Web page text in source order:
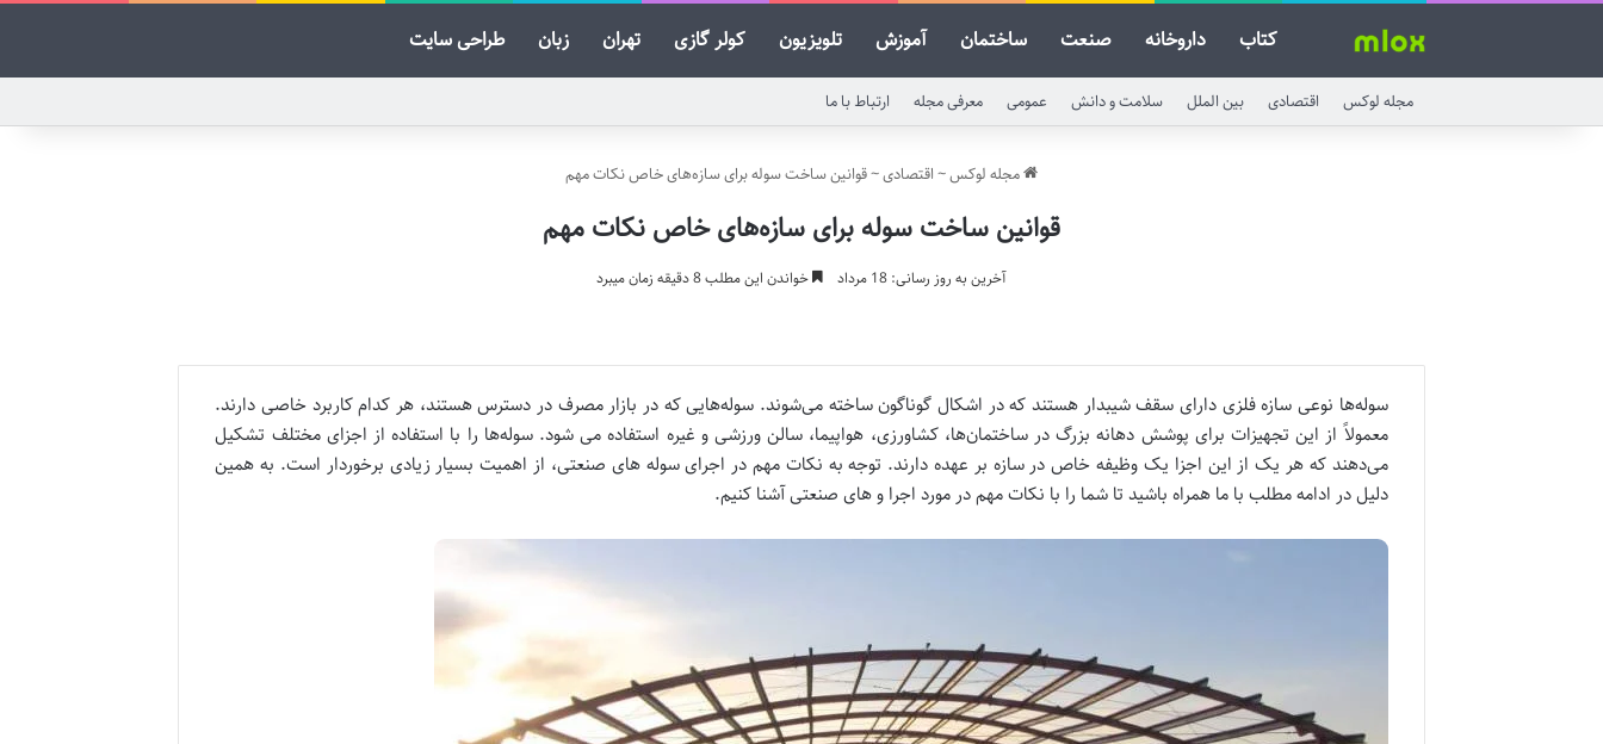
کتاب داروخانه صنعت ساختمان آموزش تلویزیون کولر گازی تهران زبان طراحی سایت
مجله لوکس اقتصادی بین الملل سلامت و دانش عمومی معرفی مجله ارتباط با ما
مجله لوکس~ اقتصادی~قوانین ساخت سوله برای سازه‌های خاص نکات مهم
قوانین ساخت سوله برای سازه‌های خاص نکات مهم
آخرین به روز رسانی: 18 مرداد خواندن این مطلب 8 دقیقه زمان میبرد
سوله‌ها نوعی سازه فلزی دارای سقف شیبدار هستند که در اشکال گوناگون ساخته می‌شوند. سوله‌هایی که در بازار مصرف در دسترس هستند، هر کدام کاربرد خاصی دارند.
معمولاً از این تجهیزات برای پوشش دهانه بزرگ در ساختمان‌ها، کشاورزی، هواپیما، سالن ورزشی و غیره استفاده می شود. سوله‌ها را با استفاده از اجزای مختلف تشکیل
می‌دهند که هر یک از این اجزا یک وظیفه خاص در سازه بر عهده دارند. توجه به نکات مهم در اجرای سوله های صنعتی، از اهمیت بسیار زیادی برخوردار است. به همین
دلیل در ادامه مطلب با ما همراه باشید تا شما را با نکات مهم در مورد اجرا و های صنعتی آشنا کنیم.